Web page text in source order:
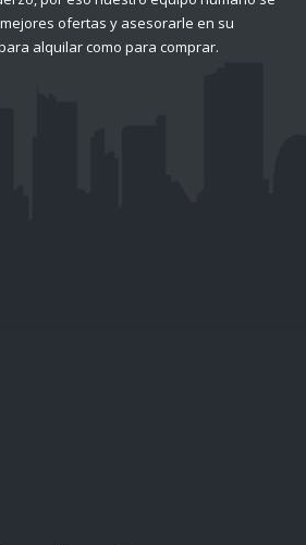
ofertas y asesorarle en su
alquilar como para comprar.